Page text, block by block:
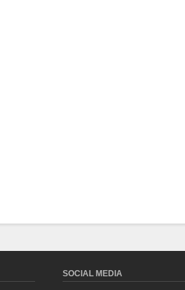
SOCIAL MEDIA